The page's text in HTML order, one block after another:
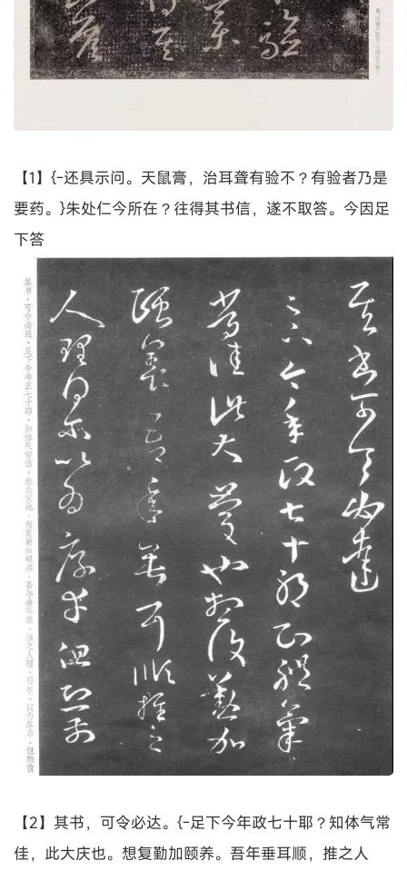
【1】{-还具示问。天鼠膏，治耳聋有验不？有验者乃是
要药。}朱处仁今所在？往得其书信，遂不取答。今因足
下答
【2】其书，可令必达。{-足下今年政七十耶？知体气常
佳，此大庆也。想复勤加颐养。吾年垂耳顺，推之人